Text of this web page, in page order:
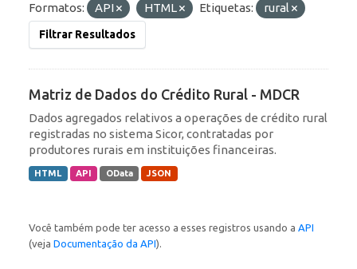
Formatos: API HTML Etiquetas: rural
Filtrar Resultados
Matriz de Dados do Crédito Rural - MDCR
Dados agregados relativos a operações de crédito rural
registradas no sistema Sicor, contratadas por
produtores rurais em instituições financeiras.
HTML API OData JSON
Você também pode ter acesso a esses registros usando a API
(veja Documentação da API).